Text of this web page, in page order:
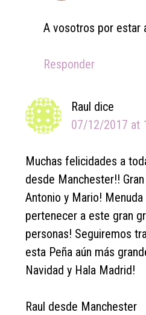
A vosotros por estar
Responder
Raul dice
07/12/2017 at
Muchas felicidades a
desde Manchester!!
Antonio y Mario!
pertenecer a este gran
personas! Seguiremos
esta Peña aún más
Navidad y Hala Madrid!
Raul desde Manchester